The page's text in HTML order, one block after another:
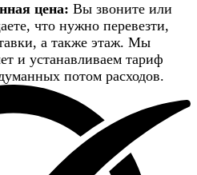
цена: Вы звоните или
что нужно перевезти,
а также этаж. Мы
и устанавливаем тариф
потом расходов.